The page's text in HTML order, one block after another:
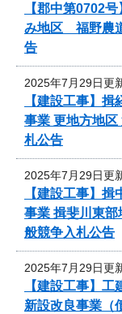
【郡中第0702
み地区 福野農
告
2025年7月29日更
【建設工事】
事業 更地方地区
札公告
2025年7月29日更
【建設工事】
事業 揖斐川東
般競争入札公告
2025年7月29日更
【建設工事】
新設改良事業（